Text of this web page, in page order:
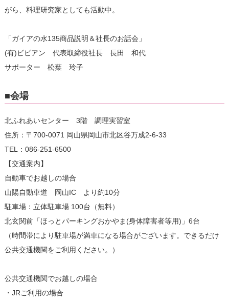
がら、料理研究家としても活動中。
「ガイアの水135商品説明＆社長のお話会」
(有)ビビアン 代表取締役社長 長田 和代
サポーター 松葉 玲子
■会場
北ふれあいセンター 3階 調理実習室
住所：〒700-0071 岡山県岡山市北区谷万成2-6-33
TEL：086-251-6500
【交通案内】
自動車でお越しの場合
山陽自動車道 岡山IC より約10分
駐車場：立体駐車場 100台（無料）
北玄関前「ほっとパーキングおかやま(身体障害者等用)」6台
（時間帯により駐車場が満車になる場合がございます。できるだけ
公共交通機関をご利用ください。）
公共交通機関でお越しの場合
・JRご利用の場合